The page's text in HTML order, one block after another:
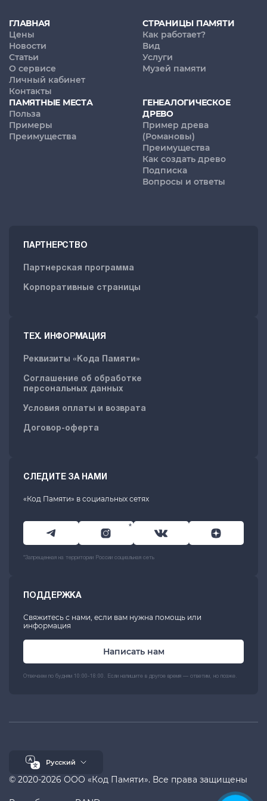
ГЛАВНАЯ
Цены
Новости
Статьи
О сервисе
Личный кабинет
Контакты
СТРАНИЦЫ ПАМЯТИ
Как работает?
Вид
Услуги
Музей памяти
ПАМЯТНЫЕ МЕСТА
Польза
Примеры
Преимущества
ГЕНЕАЛОГИЧЕСКОЕ
ДРЕВО
Пример древа
(Романовы)
Преимущества
Как создать древо
Подписка
Вопросы и ответы
ПАРТНЕРСТВО
Партнерская программа
Корпоративные страницы
ТЕХ. ИНФОРМАЦИЯ
Реквизиты «Кода Памяти»
Соглашение об обработке
персональных данных
Условия оплаты и возврата
Договор-оферта
СЛЕДИТЕ ЗА НАМИ
«Код Памяти» в социальных сетях
*
*Запрещенная на территории России социальная сеть
ПОДДЕРЖКА
Свяжитесь с нами, если вам нужна помощь или
информация
Написать нам
Отвечаем по будням 10:00-18:00. Если напишите в другое время — ответим, но позже.
© 2020-2026 ООО «Код Памяти». Все права защищены
Русский